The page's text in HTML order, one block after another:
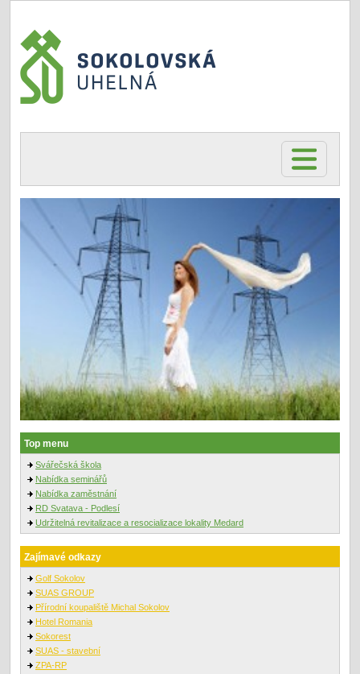
Top menu
Svářečská škola
Nabídka seminářů
Nabídka zaměstnání
RD Svatava - Podlesí
Udržitelná revitalizace a resocializace lokality Medard
Zajímavé odkazy
Golf Sokolov
SUAS GROUP
Přírodní koupaliště Michal Sokolov
Hotel Romania
Sokorest
SUAS - stavební
ZPA-RP